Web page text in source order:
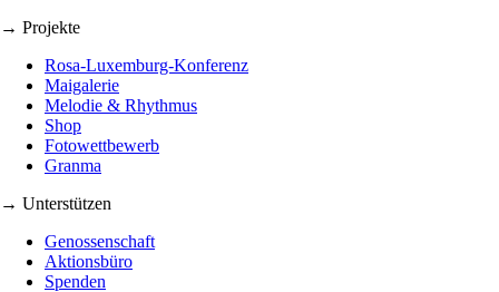
→ Projekte
Rosa-Luxemburg-Konferenz
Maigalerie
Melodie & Rhythmus
Shop
Fotowettbewerb
Granma
→ Unterstützen
Genossenschaft
Aktionsbüro
Spenden